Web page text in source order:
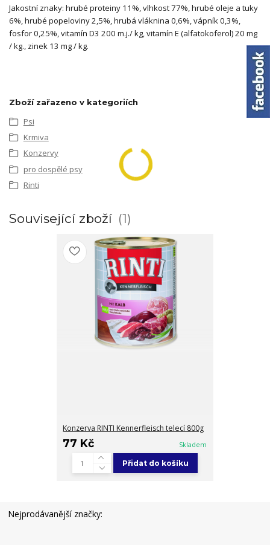
Jakostní znaky: hrubé proteiny 11%, vlhkost 77%, hrubé oleje a tuky
6%, hrubé popeloviny 2,5%, hrubá vláknina 0,6%, vápník 0,3%,
fosfor 0,25%, vitamín D3 200 m.j./ kg, vitamín E (alfatokoferol) 20 mg
/ kg., zinek 13 mg / kg.
Zboží zařazeno v kategoriích
Psi
Krmiva
Konzervy
pro dospělé psy
Rinti
Související zboží 1
Konzerva RINTI Kennerfleisch telecí 800g
77 Kč Skladem
Přidat do košíku
Nejprodávanější značky: